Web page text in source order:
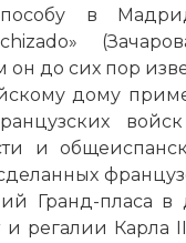
в
до сих пор
дому
и
Гранд-пласа
регалии Карла